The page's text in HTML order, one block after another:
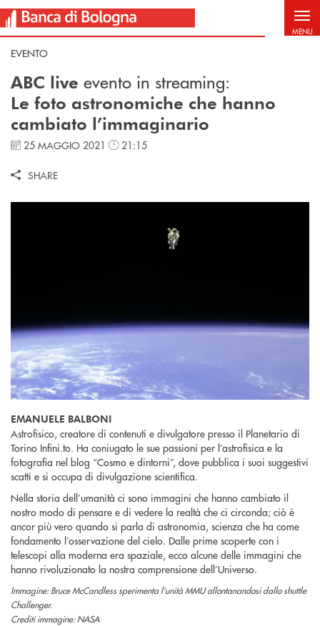
Salta al contenuto principale
MENU
EVENTO
ABC live evento in streaming:
Le foto astronomiche che hanno
cambiato l’immaginario
25 MAGGIO 2021 21:15
SHARE
EMANUELE BALBONI
Astrofisico, creatore di contenuti e divulgatore presso il Planetario di
Torino Infini.to. Ha coniugato le sue passioni per l’astrofisica e la
fotografia nel blog “Cosmo e dintorni”, dove pubblica i suoi suggestivi
scatti e si occupa di divulgazione scientifica.
Nella storia dell’umanità ci sono immagini che hanno cambiato il
nostro modo di pensare e di vedere la realtà che ci circonda; ciò è
ancor più vero quando si parla di astronomia, scienza che ha come
fondamento l’osservazione del cielo. Dalle prime scoperte con i
telescopi alla moderna era spaziale, ecco alcune delle immagini che
hanno rivoluzionato la nostra comprensione dell’Universo.
Immagine: Bruce McCandless sperimenta l’unità MMU allontanandosi dallo shuttle
Challenger.
Crediti immagine: NASA